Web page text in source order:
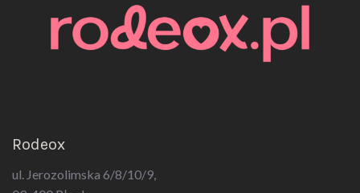
Rodeox
ul. Jerozolimska 6/8/10/9,